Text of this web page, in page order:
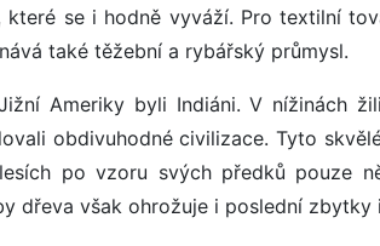
které se i hodně vyváží. Pro textilní
také těžební a rybářský průmysl.
Ameriky byli Indiáni. V nížinách
obdivuhodné civilizace. Tyto
po vzoru svých předků pouze
dřeva však ohrožuje i poslední zbytky